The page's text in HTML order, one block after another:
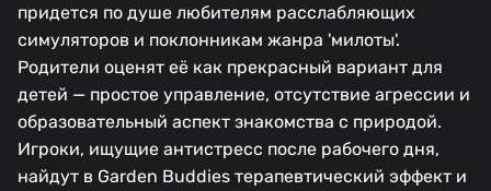
придется по душе любителям расслабляющих
симуляторов и поклонникам жанра 'милоты'.
Родители оценят её как прекрасный вариант для
детей — простое управление, отсутствие агрессии и
образовательный аспект знакомства с природой.
Игроки, ищущие антистресс после рабочего дня,
найдут в Garden Buddies терапевтический эффект и